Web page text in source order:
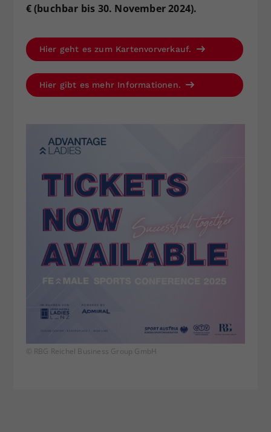
€ (buchbar bis 30. November 2024).
Hier geht es zum Kartenvorverkauf.
Hier gibt es mehr Informationen.
© RBG Reichel Business Group GmbH